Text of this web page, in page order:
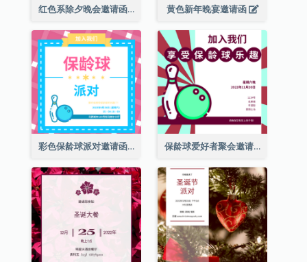
红色系除夕晚会邀请函 黄色新年晚宴邀请函
彩色保龄球派对邀请函 保龄球爱好者聚会邀请函